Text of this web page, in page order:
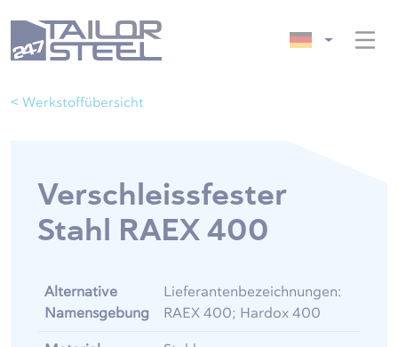
< Werkstoffübersicht
Verschleissfester
Stahl RAEX 400
Alternative
Namensgebung
Lieferantenbezeichnungen:
RAEX 400; Hardox 400